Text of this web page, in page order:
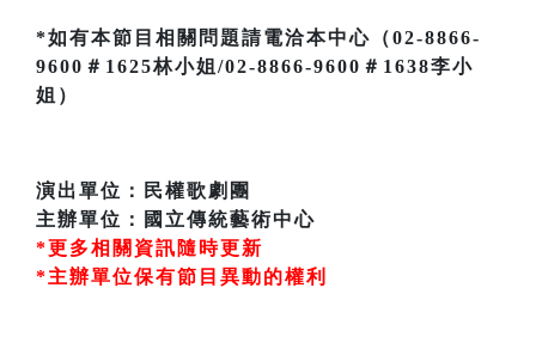
*如有本節目相關問題請電洽本中心（02-8866-
9600＃1625林小姐/02-8866-9600＃1638李小
姐）
演出單位：民權歌劇團
主辦單位：國立傳統藝術中心
*更多相關資訊隨時更新
*主辦單位保有節目異動的權利